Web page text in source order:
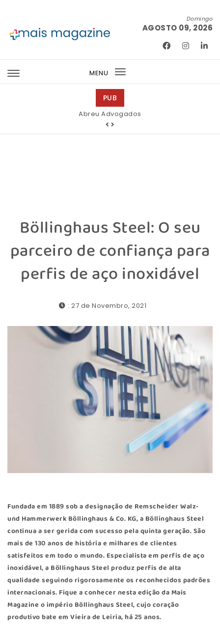
Domingo
AGOSTO 09, 2026
MENU
Toggle
PUB
Abreu Advogados
Böllinghaus Steel: O seu
parceiro de confiança para
perfis de aço inoxidável
: 27 de Novembro, 2021
Fundada em 1889 sob a designação de Remscheider Walz-
und Hammerwerk Böllinghaus & Co. KG, a Böllinghaus Steel
continua a ser gerida com sucesso pela quinta geração. São
mais de 130 anos de história e milhares de clientes
satisfeitos em todo o mundo. Especialista em perfis de aço
inoxidável, a Böllinghaus Steel produz perfis de alta
qualidade seguindo rigorosamente os reconhecidos padrões
internacionais. Fique a conhecer nesta edição da Mais
Magazine o império Böllinghaus Steel, cujo coração
produtivo bate em Vieira de Leiria, há 25 anos.